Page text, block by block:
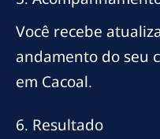
Você recebe
andamento do seu
em Cacoal.
6. Resultado